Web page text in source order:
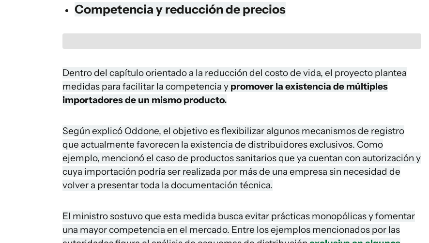
Competencia y reducción de precios
Dentro del capítulo orientado a la reducción del costo de vida, el proyecto plantea
medidas para facilitar la competencia y promover la existencia de múltiples
importadores de un mismo producto.
Según explicó Oddone, el objetivo es flexibilizar algunos mecanismos de registro
que actualmente favorecen la existencia de distribuidores exclusivos. Como
ejemplo, mencionó el caso de productos sanitarios que ya cuentan con autorización y
cuya importación podría ser realizada por más de una empresa sin necesidad de
volver a presentar toda la documentación técnica.
El ministro sostuvo que esta medida busca evitar prácticas monopólicas y fomentar
una mayor competencia en el mercado. Entre los ejemplos mencionados por las